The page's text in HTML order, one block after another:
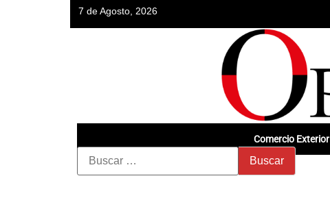
7 de Agosto, 2026
Comercio Exterior